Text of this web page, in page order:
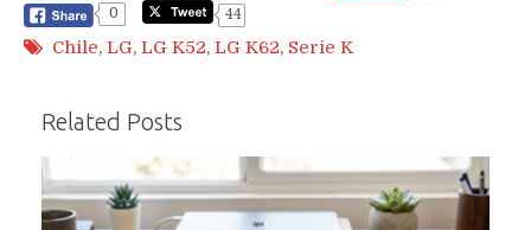
0
44
Chile, LG, LG K52, LG K62, Serie K
Related Posts